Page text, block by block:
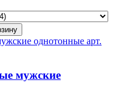
мужские